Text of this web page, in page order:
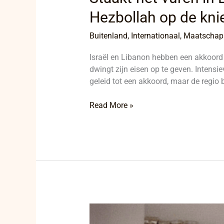
Hezbollah op de
Buitenland, Internationaal ,
Israël en Libanon hebben een
dwingt zijn eisen op te geven.
geleid tot een akkoord, maar de
Read More »